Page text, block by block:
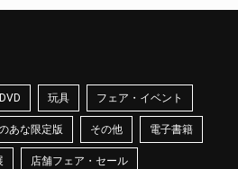
玩具 フェア・イベント
あな限定版 その他 電子書籍
店舗フェア・セール